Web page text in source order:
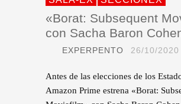
«Borat: Subsequent
con Sacha Baron
EXPERPENTO 26/10/2020
Antes de las elecciones de los
Amazon Prime estrena «Borat: